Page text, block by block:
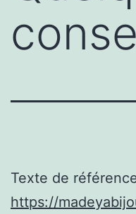
Texte de
https://